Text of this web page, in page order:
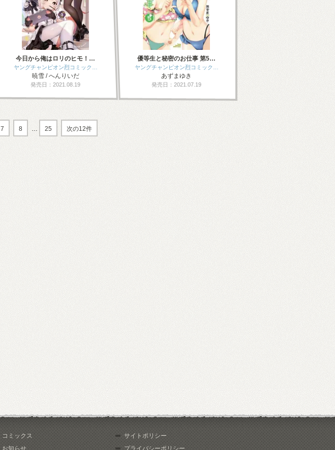
今日から俺はロリのヒモ！…
ヤングチャンピオン烈コミック…
暁雪 / へんりいだ
発売日：2021.08.19
優等生と秘密のお仕事 第5…
ヤングチャンピオン烈コミック…
あずまゆき
発売日：2021.07.19
7 8 … 25 次の12件
コミックス
お知らせ
サイトポリシー
プライバシーポリシー